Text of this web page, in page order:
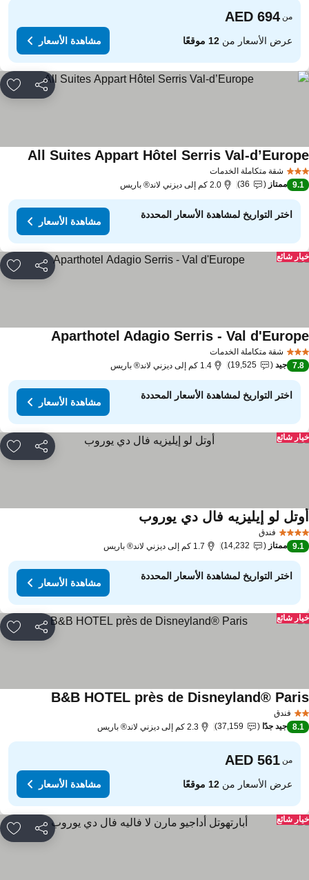
من
عرض الأسعار من12 موقعًا مشاهدة الأسعار
مشاركة
شقة متكاملة الخدمات
All Suites Appart Hôtel Serris Val-
9.1 ممتاز 36 2.0 كم إلى ديزني لاند® باريس
اختر التواريخ لمشاهدة الأسعار المحددة
مشاهدة الأسعار
مشاركة
شائع
شقة متكاملة الخدمات
Aparthotel Adagio Serris - Val
7.8 جيد 19,525 1.4 كم إلى ديزني لاند® باريس
اختر التواريخ لمشاهدة الأسعار المحددة
مشاهدة الأسعار
مشاركة
شائع
فندق
لو إيليزيه فال دي يوروب
9.1 ممتاز 14,232 1.7 كم إلى ديزني لاند® باريس
اختر التواريخ لمشاهدة الأسعار المحددة
مشاهدة الأسعار
مشاركة
شائع
فندق
B&B HOTEL près de Disneyland®
8.1 جيد جدًا 37,159 2.3 كم إلى ديزني لاند® باريس
من
عرض الأسعار من12 موقعًا مشاهدة الأسعار
مشاركة
شائع